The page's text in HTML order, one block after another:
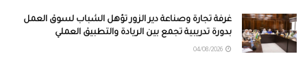
غرفة تجارة وصناعة دير الزور تؤهل الشباب لسوق العمل
بدورة تدريبية تجمع بين الريادة والتطبيق العملي